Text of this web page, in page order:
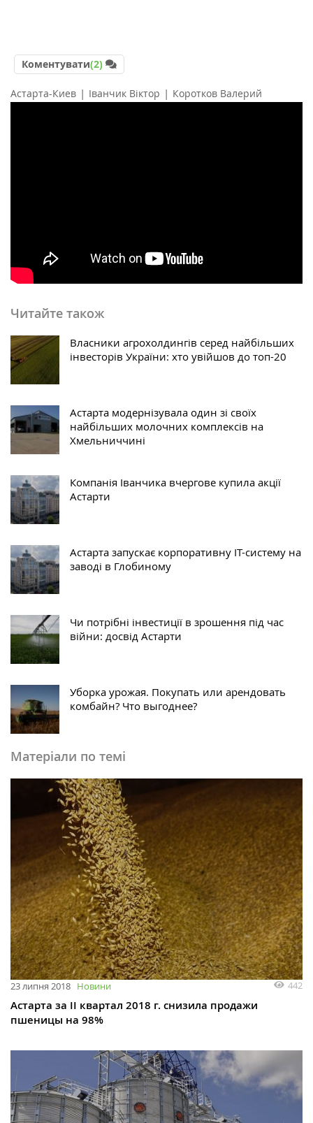
Коментувати(2)
Астарта-Киев | Іванчик Віктор | Коротков Валерий
Читайте також
Власники агрохолдингів серед найбільших
інвесторів України: хто увійшов до топ-20
Астарта модернізувала один зі своїх
найбільших молочних комплексів на
Хмельниччині
Компанія Іванчика вчергове купила акції
Астарти
Астарта запускає корпоративну IT-систему на
заводі в Глобиному
Чи потрібні інвестиції в зрошення під час
війни: досвід Астарти
Уборка урожая. Покупать или арендовать
комбайн? Что выгоднее?
Матеріали по темі
23 липня 2018 Новини 442
Астарта за II квартал 2018 г. снизила продажи
пшеницы на 98%